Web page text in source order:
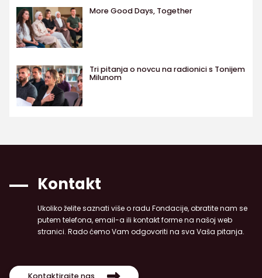
More Good Days, Together
Tri pitanja o novcu na radionici s Tonijem
Milunom
Kontakt
Ukoliko želite saznati više o radu Fondacije, obratite nam se
putem telefona, email-a ili kontakt forme na našoj web
stranici. Rado ćemo Vam odgovoriti na sva Vaša pitanja.